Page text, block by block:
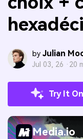
by Julian
Jul 03, 26 · 20
Try It
Media.io